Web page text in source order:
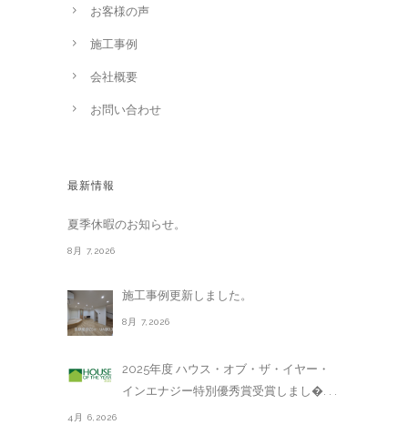
お客様の声
施工事例
会社概要
お問い合わせ
最新情報
夏季休暇のお知らせ。
8月 7,2026
施工事例更新しました。
8月 7,2026
2025年度 ハウス・オブ・ザ・イヤー・
インエナジー特別優秀賞受賞しまし�. . .
4月 6,2026